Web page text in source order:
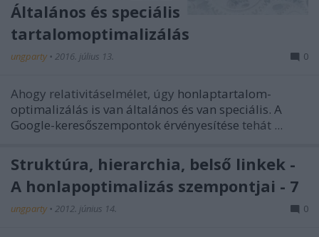
Általános és speciális
tartalomoptimalizálás
ungparty • 2016. július 13. 0
Ahogy relativitáselmélet, úgy honlaptartalom-
optimalizálás is van általános és van speciális. A
Google-keresőszempontok érvényesítése tehát ...
Struktúra, hierarchia, belső linkek -
A honlapoptimalizás szempontjai - 7
ungparty • 2012. június 14. 0